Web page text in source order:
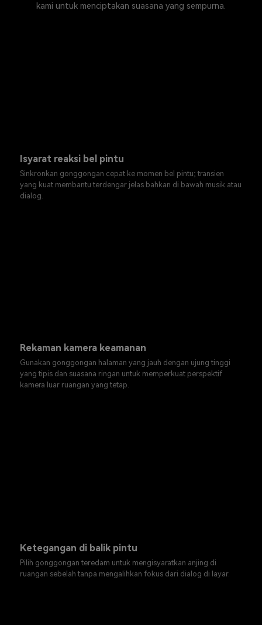
kami untuk menciptakan suasana yang sempurna.
Isyarat reaksi bel pintu
Sinkronkan gonggongan cepat ke momen bel pintu; transien
yang kuat membantu terdengar jelas bahkan di bawah musik atau
dialog.
Rekaman kamera keamanan
Gunakan gonggongan halaman yang jauh dengan ujung tinggi
yang tipis dan suasana ringan untuk memperkuat perspektif
kamera luar ruangan yang tetap.
Ketegangan di balik pintu
Pilih gonggongan teredam untuk mengisyaratkan anjing di
ruangan sebelah tanpa mengalihkan fokus dari dialog di layar.